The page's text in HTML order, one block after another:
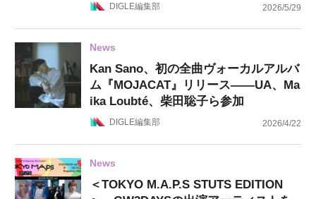
DIGLE編集部 2026/5/29
News
Kan Sano、初の全曲ヴォーカルアルバ
ム『MOJACAT』リリース——UA、Ma
ika Loubté、柴田聡子ら参加
DIGLE編集部 2026/4/22
News
＜TOKYO M.A.P.S STUTS EDITION